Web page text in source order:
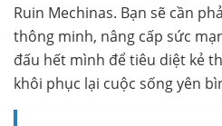
Ruin Mechinas. Bạn sẽ cần
thông minh, nâng cấp sức
đấu hết mình để tiêu diệt kẻ
khôi phục lại cuộc sống yên